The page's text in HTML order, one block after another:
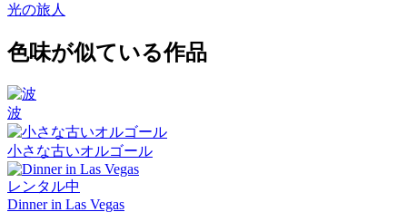
光の旅人
色味が似ている作品
波
小さな古いオルゴール
レンタル中
Dinner in Las Vegas